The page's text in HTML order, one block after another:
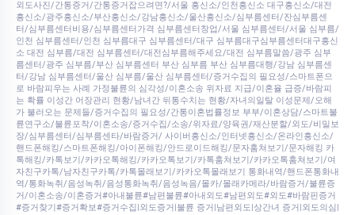
외도사진/간통증거/간통증거잡으려면?/서울 흥신소/인천흥신소 대구흥신소/대전
흥신소/광주흥신소/부산흥신소/강남흥신소/울산흥신소/심부름센터/잔심부름센
터/심부름센터비용/심부름센터가격 심부름센터창업/서울 심부름센터/서울 심부름/
인천 심부름센터/인천 심부름대구 심부름센터/대구 심부름대구심부름센터대구흥신
소 대전 심부름/대전 심부름센터/대전심부름해주세요/대전 심부름말씀/광주 심부
름센터/광주 심부름/부산 심부름센터 부산 심부름 부산 심부름대행/강남 심부름센
터/강남 심부름센터/울산 심부름/울산 심부름센터/증거수집의 필요성/스마트폰으
로 바람피우는 사례 가정불륜의 심각성/이혼소송 위자료 지급/이혼율 급증/바람피
는 확률 이성간 어장관리 현황/남녀간 뒤통수치는 현황/자녀의일탈 이성문제/오해
가 불러오는 문제들/증거수집의 필요성/간통이혼법률정보 부부/이혼상담/스마트불
륜연구소/불륜포착/이혼소송/증거수집/소송/위자료/양육권/재산분할/외도/비밀보
장/심부름센터/심부름센타/바람증거/ 사이버흥신소/인터넷흥신소/온라인흥신소/
핸드폰해킹/스마트폰해킹/아이폰해킹/안드로이드해킹/문자훔쳐보기/문자해킹 카
톡해킹/카톡보기/카카오톡해킹/카카오톡보기/카톡훔쳐보기/카카오톡훔쳐보기/여
자친구카톡/남자친구카톡/카톡몰래보기/카카오톡몰래보기 통화내역/핸드폰통화내
역/통화녹취/음성녹취/음성통화녹취/음성녹음/몰카/몰래카메라/바람증거/불륜증
거/이혼소송/이혼증거#아내불륜#남편불륜#아내외도#남편외도#외도#바람핀증거
#증거찾기#증거확보#증거수집|외도증거|불륜 증거|남편외도|상간녀 증거|외도의심|